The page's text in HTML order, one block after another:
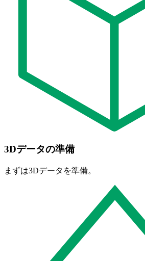
3Dデータの準備
まずは3Dデータを準備。